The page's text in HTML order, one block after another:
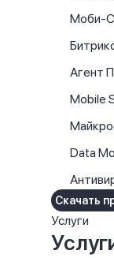
Моби-С
Агент
Mobile
Data
Скачать
Услуги